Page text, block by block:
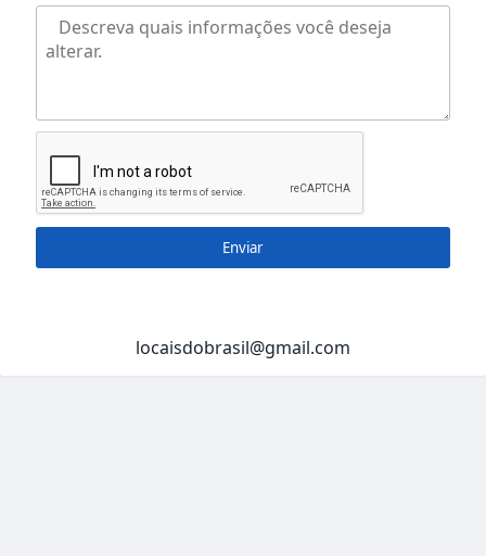
Enviar
locaisdobrasil@gmail.com